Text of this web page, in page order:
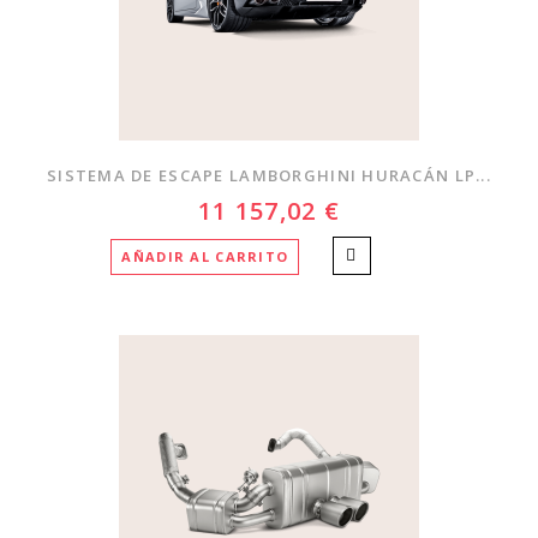
SISTEMA DE ESCAPE LAMBORGHINI HURACÁN LP...
11 157,02 €
AÑADIR AL CARRITO